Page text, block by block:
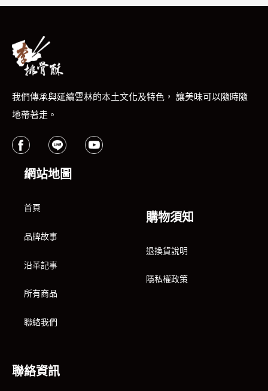
我們傳承與延續雲林的本土文化及特色， 讓美味可以隨時隨
地帶著走。
網站地圖
首頁
品牌故事
沿革記事
所有商品
聯絡我們
購物須知
退換貨說明
隱私權政策
聯絡資訊